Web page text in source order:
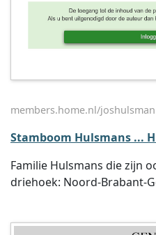
members.home.nl/joshulsman
Stamboom Hulsmans ...
Familie Hulsmans die zijn
driehoek: Noord-Brabant-